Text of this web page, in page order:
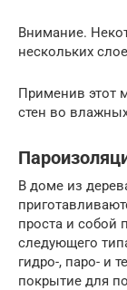
Внимание.
нескольких
Применив этот
стен во
В доме из
проста и собой
следующего
гидро-, паро- и
покрытие для